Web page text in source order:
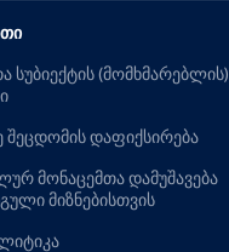
სუბიექტის (მომხმარებლის)
შეცდომის დაფიქსირება
მონაცემთა დამუშავება
მიზნებისთვის